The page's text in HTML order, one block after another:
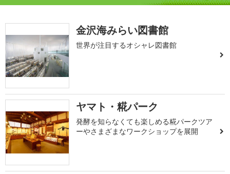
金沢海みらい図書館
世界が注目するオシャレ図書館
ヤマト・糀パーク
発酵を知らなくても楽しめる糀パークツア
ーやさまざまなワークショップを展開